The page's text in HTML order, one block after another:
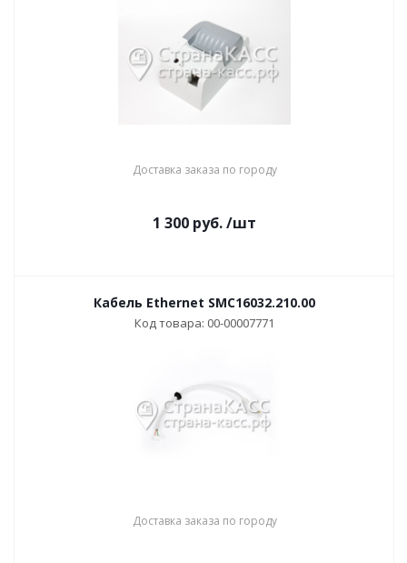
Доставка заказа по городу
1 300 руб./шт
Кабель Ethernet SMC16032.210.00
Код товара: 00-00007771
Доставка заказа по городу